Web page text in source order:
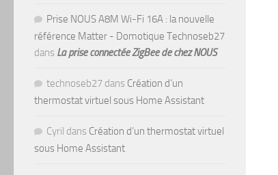
Prise NOUS A8M Wi-Fi 16A : la nouvelle
référence Matter - Domotique Technoseb27
dans La prise connectée ZigBee de chez NOUS
technoseb27 dans Création d’un
thermostat virtuel sous Home Assistant
Cyril dans Création d’un thermostat virtuel
sous Home Assistant